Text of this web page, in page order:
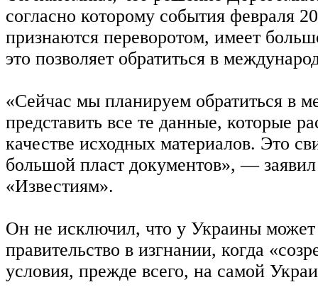
согласно которому события февраля
признаются переворотом, имеет
это позволяет обратиться в
«Сейчас мы планируем обратиться в
представить все те данные, которые
качестве исходных материалов. Это
большой пласт документов», —
«Известиям».
Он не исключил, что у Украины может
правительство в изгнании, когда
условия, прежде всего, на самой